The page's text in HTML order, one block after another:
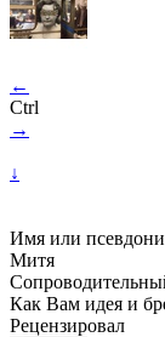
←
Ctrl
→
↓
Имя или
Митя
Как Вам идея и
Рецензировал